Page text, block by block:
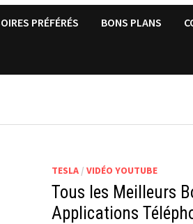
PRÉFÉRÉS BONS PLANS
TESLA/ VIDÉO YOUTUBE
Tous les Meilleurs
Applications